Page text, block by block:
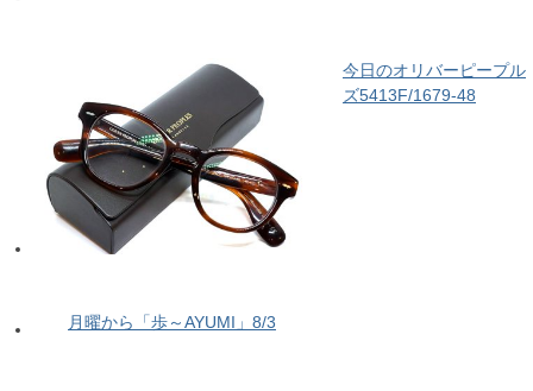
今日のオリバーピープル
ズ5413F/1679-48
月曜から「歩～AYUMI」8/3